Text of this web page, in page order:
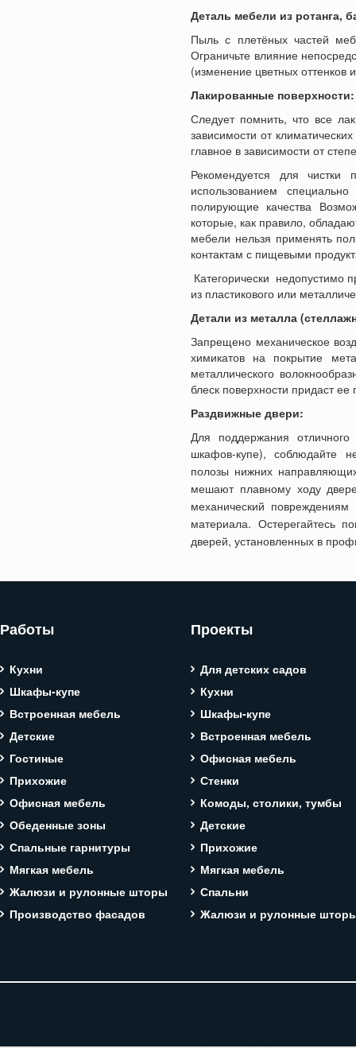
Деталь мебели из ротанга,
Пыль с плетёных частей
Ограничьте влияние
(изменение цветных оттенков
Лакированные поверхности:
Следует помнить, что все
зависимости от
главное в зависимости от
Рекомендуется для чистки
использованием
полирующие качества
которые, как правило,
мебели нельзя применять
контактам с пищевыми
Категорически недопустимо
из пластикового или
Детали из металла
Запрещено механическое
химикатов на покрытие
металлического
блеск поверхности придаст
Раздвижные двери:
Для поддержания
шкафов-купе), соблюдайте
полозы нижних
мешают плавному ходу
механический
материала. Остерегайтесь
дверей, установленных в
Работы
Кухни
Шкафы-купе
Встроенная мебель
Детские
Гостиные
Прихожие
Офисная мебель
Обеденные зоны
Спальные гарнитуры
Мягкая мебель
Жалюзи и рулонные шторы
Производство фасадов
Проекты
Для детских садов
Кухни
Шкафы-купе
Встроенная мебель
Офисная мебель
Стенки
Комоды, столики, тумбы
Детские
Прихожие
Мягкая мебель
Спальни
Жалюзи и рулонные